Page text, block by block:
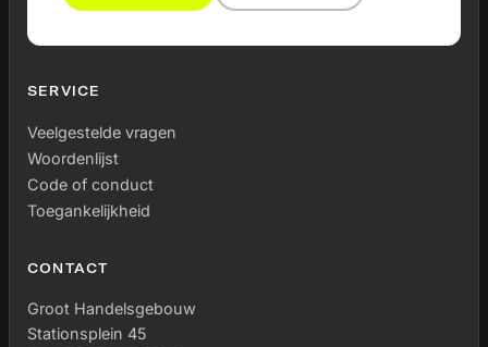
SERVICE
Veelgestelde vragen
Woordenlijst
Code of conduct
Toegankelijkheid
CONTACT
Groot Handelsgebouw
Stationsplein 45